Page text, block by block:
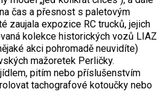
čas a přesnost s paletovým
zaujala expozice RC trucků, jejich
kolekce historických vozů LIAZ
akci pohromadě neuvidíte)
mažoretek Perličky.
pitím nebo příslušenstvím
tachografové kotoučky nebo